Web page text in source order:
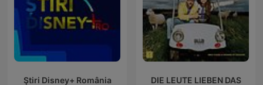
Ştiri Disney+ România DIE LEUTE LIEBEN DAS